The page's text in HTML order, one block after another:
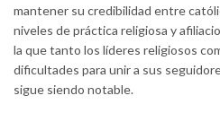
mantener su credibilidad entre
niveles de práctica religiosa y
la que tanto los líderes religiosos
dificultades para unir a sus
sigue siendo notable.